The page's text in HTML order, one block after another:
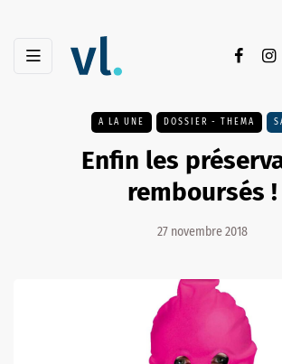
A LA UNE DOSSIER - THEMA
Enfin les
remboursés !
27 novembre 2018